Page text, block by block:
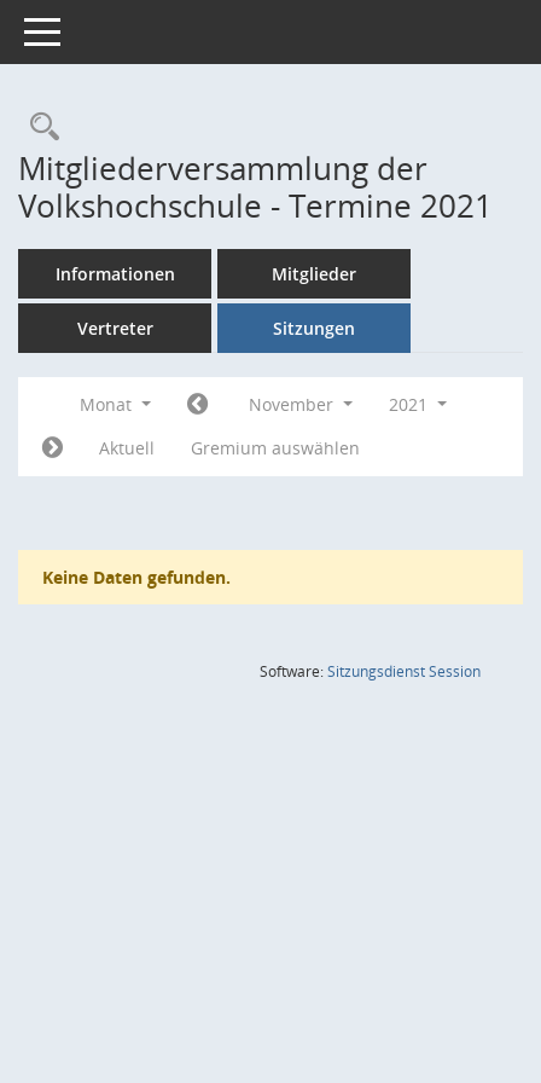
Toggle navigation
Rechercheauswahl
Mitgliederversammlung der
Volkshochschule - Termine 2021
Informationen Mitglieder
Vertreter Sitzungen
Monat November
2021
Aktuell
Gremium auswählen
Keine Daten gefunden.
Software:SitzungsdienstSession(Wird in